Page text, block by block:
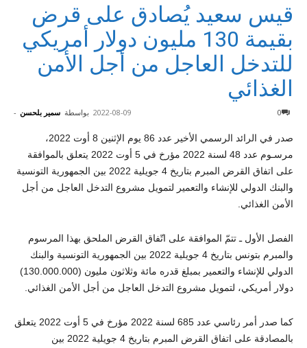
قيس سعيد يُصادق على قرض
بقيمة 130 مليون دولار أمريكي
للتدخل العاجل من أجل الأمن
الغذائي
بواسطة سمير بلحسن - 2022-08-09 0
صدر في الرائد الرسمي الأخير عدد 86 يوم الإثنين 8 أوت 2022،
مرسـوم عدد 48 لسنة 2022 مؤرخ في 5 أوت 2022 يتعلق بالموافقة
على اتفاق القرض المبرم بتاريخ 4 جويلية 2022 بين الجمهورية التونسية
والبنك الدولي للإنشاء والتعمير لتمويل مشروع التدخل العاجل من أجل
الأمن الغذائي.
الفصل الأول ـ تتمّ الموافقة على اتّفاق القرض الملحق بهذا المرسوم
والمبرم بتونس بتاريخ 4 جويلية 2022 بين الجمهورية التونسية والبنك
الدولي للإنشاء والتعمير بمبلغ قدره مائة وثلاثون مليون (130.000.000)
دولار أمريكي، لتمويل مشروع التدخل العاجل من أجل الأمن الغذائي.
كما صدر أمر رئاسي عدد 685 لسنة 2022 مؤرخ في 5 أوت 2022 يتعلق
بالمصادقة على اتفاق القرض المبرم بتاريخ 4 جويلية 2022 بين